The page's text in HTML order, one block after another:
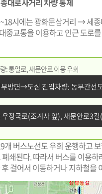
대로사거리 차량 통제
시에는 광화문삼거리 → 세
중교통을 이용하고 인근 도로
통일로, 새문안로 이용 우회
방면→도심 진입차량: 동부간선
정국로(조계사 앞), 새문안로3
개 버스노선도 우회 운행하고
쇄된다. 따라서 버스를 이용
걸어서 이동하거나 지하철을